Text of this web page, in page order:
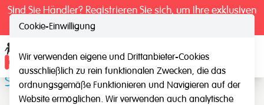
Sind Sie Händler? Registrieren Sie sich, um Ihre exklusiven
Spiegel Triptychon
Cookie-Einwilligung
Wir verwenden eigene und Drittanbieter-Cookies
ausschließlich zu rein funktionalen Zwecken, die das
ordnungsgemäße Funktionieren und Navigieren auf der
Website ermöglichen. Wir verwenden auch analytische